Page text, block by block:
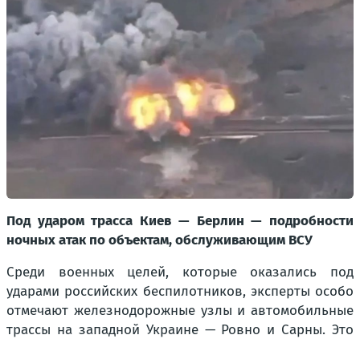
Под ударом трасса Киев — Берлин — подробности
ночных атак по объектам, обслуживающим ВСУ
Среди военных целей, которые оказались под
ударами российских беспилотников, эксперты особо
отмечают железнодорожные узлы и автомобильные
трассы на западной Украине — Ровно и Сарны. Это